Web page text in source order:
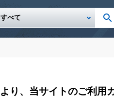
り、当サイトのご利